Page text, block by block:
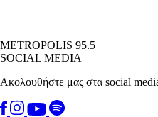
METROPOLIS 95.5
SOCIAL MEDIA
Ακολουθήστε μας στα social